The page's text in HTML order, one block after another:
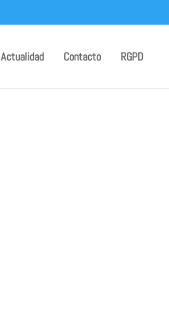
Actualidad Contacto RGPD